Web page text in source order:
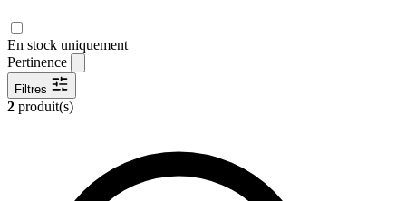
En stock uniquement
Pertinence
Filtres
2 produit(s)